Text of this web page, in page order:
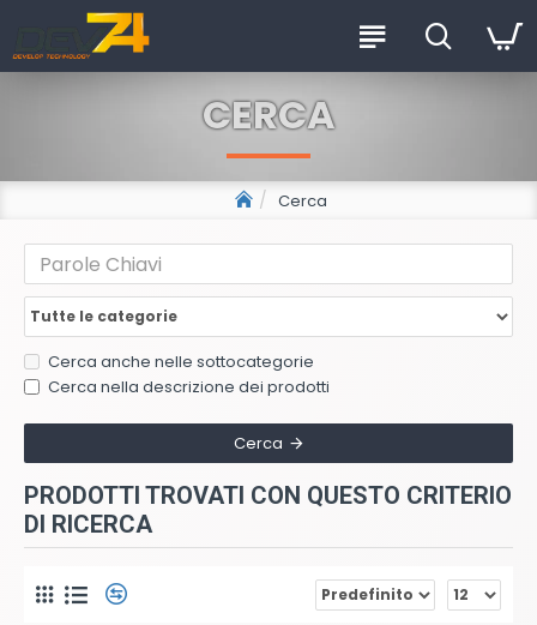
Cerca
CERCA
Cerca anche nelle sottocategorie
Cerca nella descrizione dei prodotti
Cerca
PRODOTTI TROVATI CON QUESTO CRITERIO
DI RICERCA